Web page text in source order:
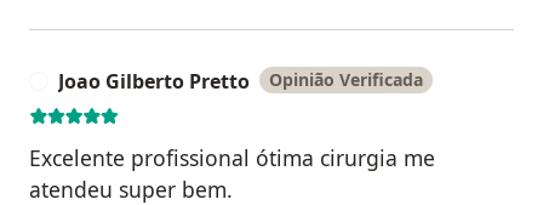
Joao Gilberto Pretto Opinião Verificada
Excelente profissional ótima cirurgia me
atendeu super bem.